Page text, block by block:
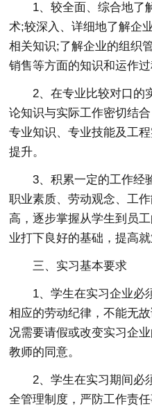
1、较全面、综合地了
术;较深入、详细地了解企
相关知识;了解企业的组织
销售等方面的知识和运作过
2、在专业比较对口的
论知识与实际工作密切结
专业知识、专业技能及工
提升。
3、积累一定的工作经
职业素质、劳动观念、工
高，逐步掌握从学生到员
业打下良好的基础，提高就
三、实习基本要求
1、学生在实习企业必
相应的劳动纪律，不能无
况需要请假或改变实习企
教师的同意。
2、学生在实习期间必
全管理制度，严防工作责